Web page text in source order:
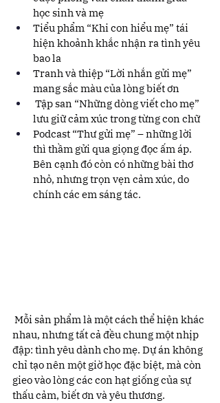
học sinh và mẹ
Tiểu phẩm “Khi con hiểu mẹ” tái
hiện khoảnh khắc nhận ra tình yêu
bao la
Tranh và thiệp “Lời nhắn gửi mẹ”
mang sắc màu của lòng biết ơn
Tập san “Những dòng viết cho mẹ”
lưu giữ cảm xúc trong từng con chữ
Podcast “Thư gửi mẹ” – những lời
thì thầm gửi qua giọng đọc ấm áp.
Bên cạnh đó còn có những bài thơ
nhỏ, nhưng trọn vẹn cảm xúc, do
chính các em sáng tác.
Mỗi sản phẩm là một cách thể hiện khác
nhau, nhưng tất cả đều chung một nhịp
đập: tình yêu dành cho mẹ. Dự án không
chỉ tạo nên một giờ học đặc biệt, mà còn
gieo vào lòng các con hạt giống của sự
thấu cảm, biết ơn và yêu thương.